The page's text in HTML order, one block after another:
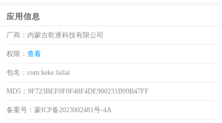
应用信息
厂商： 内蒙古乾逐科技有限公司
权限：查看
包名：com.keke.lailai
MD5：9F723BEF0F0F48F4DE900231B99B47FF
备案号：蒙ICP备2023002481号-4A